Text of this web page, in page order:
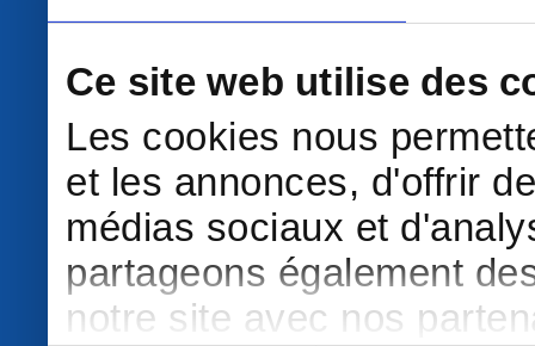
Ce site web utilise des
Les cookies nous
et les annonces, d'offrir
médias sociaux et
partageons également
notre site avec nos